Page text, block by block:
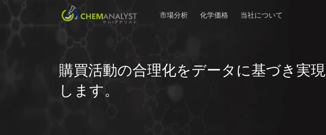
市場分析 化学価格 当社について
購買活動の合理化をデータに基づき実現
します。